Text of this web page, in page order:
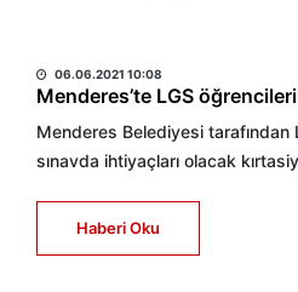
06.06.2021 10:08
Menderes’te LGS
Menderes Belediyesi tarafından
sınavda ihtiyaçları olacak
Haberi Oku